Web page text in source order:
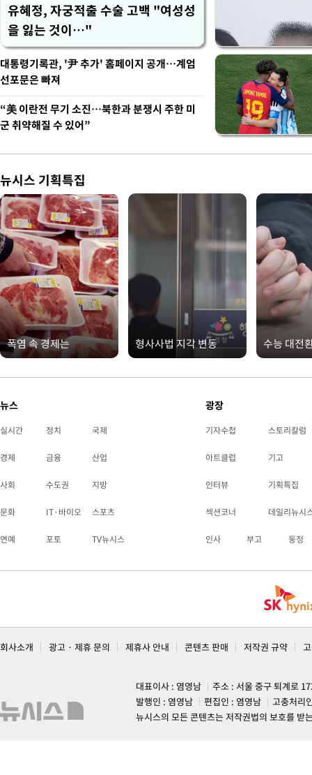
유혜정, 자궁적출 수술 고백 "여성성
을 잃는 것이…"
대통령기록관, '尹 추가' 홈페이지 공개…계엄
선포문은 빠져
“美 이란전 무기 소진…북한과 분쟁시 주한 미
군 취약해질 수 있어”
뉴시스 기획특집
폭염 속 경제는 형사사법 지각 변동 수능 대전
뉴스
실시간 정치 국제
경제 금융 산업
사회 수도권 지방
문화 IT·바이오 스포츠
연예 포토 TV뉴시스
광장
기자수첩 스토리칼럼
아트클럽 기고
인터뷰 기획특집
섹션코너 데일리뉴시
인사 부고 동정
회사소개 광고 · 제휴 문의 제휴사 안내 콘텐츠 판매 저작권 규약
대표이사 : 염영남
주소 : 서울 중구 퇴계로
발행인 : 염영남
편집인 : 염영남
고충처리
뉴시스의 모든 콘텐츠는 저작권법의 보호를